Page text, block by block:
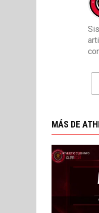
MÁS DE